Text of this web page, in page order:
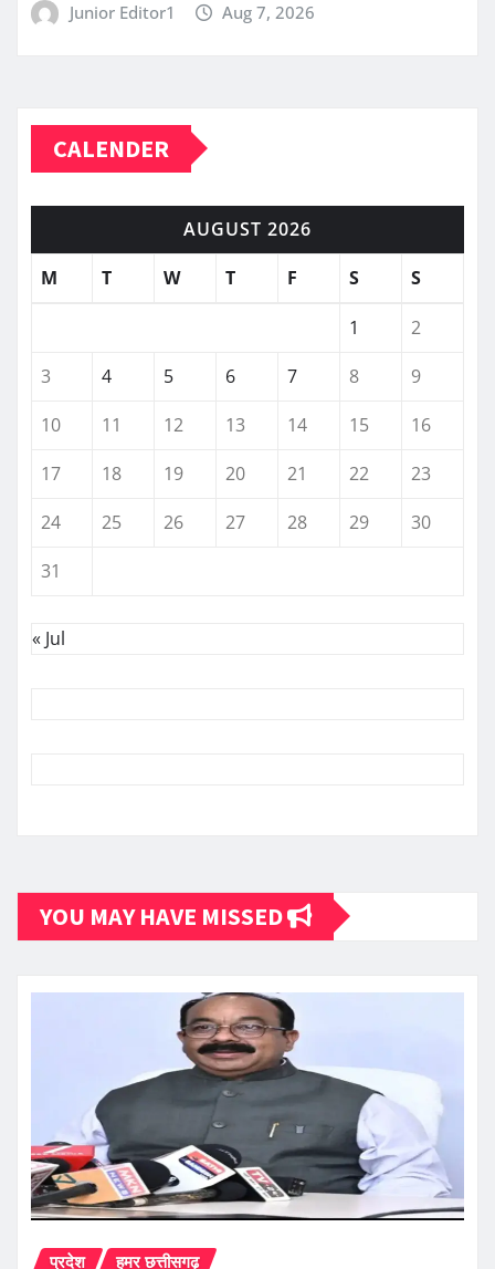
Junior Editor1 Aug 7, 2026
CALENDER
AUGUST 2026
M
T W T F S S
1
2
3
4 5 6 7 8
9
10
11 12 13 14 15
16
17
18 19 20 21 22
23
24
25 26 27 28 29
30
31
« Jul
YOU MAY HAVE MISSED
प्रदेश हमर छत्तीसगढ़